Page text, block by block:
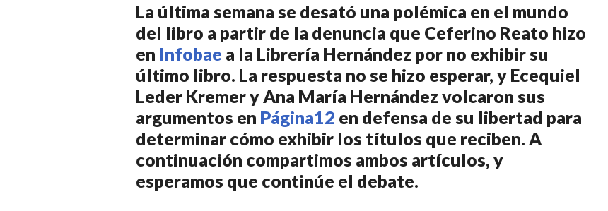
R
+
LI
B
R
O
S
N
O
La última semana se desató una polémica en el mundo
del libro a partir de la denuncia que Ceferino Reato hizo
en Infobae a la Librería Hernández por no exhibir su
último libro. La respuesta no se hizo esperar, y Ecequiel
Leder Kremer y Ana María Hernández volcaron sus
argumentos en Página12 en defensa de su libertad para
determinar cómo exhibir los títulos que reciben. A
continuación compartimos ambos artículos, y
esperamos que continúe el debate.